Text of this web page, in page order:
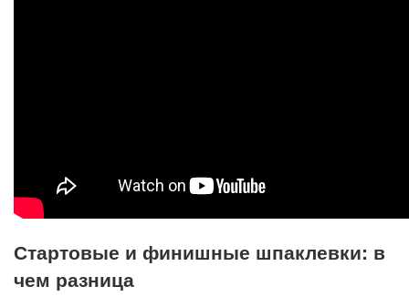
Стартовые и финишные шпаклевки: в
чем разница